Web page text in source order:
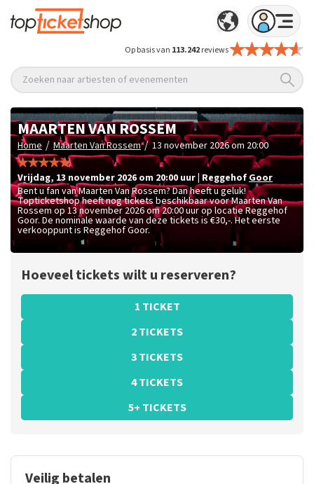
Op basis van 113.242reviews
Zoeken naar artiesten of evenementen
MAARTEN VAN ROSSEM
Home / Maarten Van Rossem / 13 november 2026 om 20:00
vrijdag, 13 november 2026 om 20:00 uur ReggehofGoor
Bent u fan van Maarten Van Rossem? Dan heeft u geluk!
Topticketshop heeft nog tickets beschikbaar voor Maarten Van
Rossem op 13 november 2026 om 20:00 uur op locatie Reggehof
Goor. De nominale waarde van deze tickets is €30,-. Het eerste
verkooppunt is Reggehof Goor.
Hoeveel tickets wilt u reserveren?
1 TICKET
2 TICKETS
3 TICKETS
4 TICKETS
5+ TICKETS
Veilig betalen